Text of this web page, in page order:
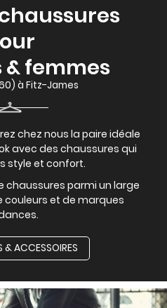
femmes
à Fitz-James
chez nous la paire idéale
avec des chaussures qui
style et confort.
chaussures parmi un large
couleurs et de marques
& ACCESSOIRES